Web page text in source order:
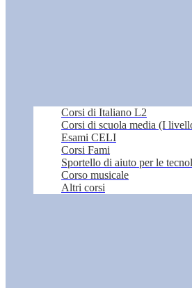
Corsi di Italiano L2
Corsi di scuola media (I
Esami CELI
Corsi Fami
Sportello di aiuto per le
Corso musicale
Altri corsi